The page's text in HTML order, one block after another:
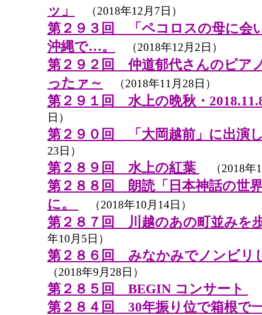
ッ」
（2018年12月7日）
第２９３回 「ペコロスの母に会
沖縄で…。
（2018年12月2日）
第２９２回 仲道郁代さんのピア
ったァ～
（2018年11月28日）
第２９１回 水上の晩秋・
日）
第２９０回 「大岡越前」に出演
23日）
第２８９回 水上の紅葉 （2018年
第２８８回 朗読「日本神話の世
に。
（2018年10月14日）
第２８７回 川越のあの町並みを
年10月5日）
第２８６回 みなかみでノンビリ
（2018年9月28日）
第２８５回 BEGIN コンサート
第２８４回 30年振り位で箱根で